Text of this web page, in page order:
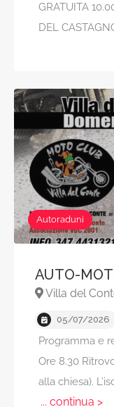
GRATUITA
DEL
Autoraduni
AUTO-
Villa del
05/07/2026
Programma e
Ore 8.30
alla chiesa).
... continua >